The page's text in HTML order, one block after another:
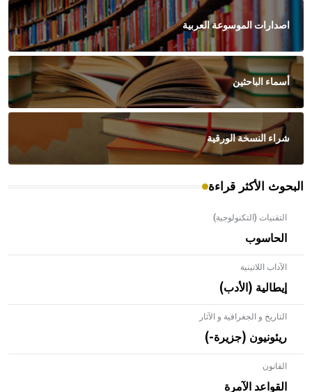
اصدارات الموسوعة العربية
أسماء الباحثين
شراء النسخة الورقية
البحوث الأكثر قراءة
التقنيات (التكنولوجية)
الحاسوب
الآداب اللاتينية
إيطالية (الأدب)
التاريخ و الجغرافية و الآثار
ريئونيون (جزيرة-)
القانون
القواعد الآمرة
- هل تعلم أن الأبلق نوع من الفنون الهندسية التي ارتبطت
بالعمارة الإسلامية في بلاد الشام ومصر خاصة، حيث يحرص